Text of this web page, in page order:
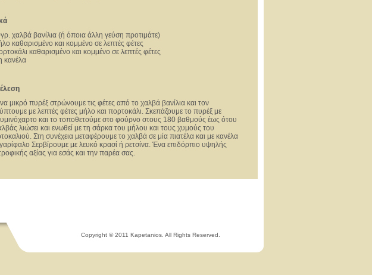
χαλβά βανίλια (ή όποια άλλη γεύση προτιμάτε)
καθαρισμένο και κομμένο σε λεπτές φέτες
καθαρισμένο και κομμένο σε λεπτές φέτες
κανέλα
μικρό πυρέξ στρώνουμε τις φέτες από το χαλβά βανίλια και τον
με λεπτές φέτες μήλο και πορτοκάλι. Σκεπάζουμε το πυρέξ με
και το τοποθετούμε στο φούρνο στους 180 βαθμούς έως ότου
λιώσει και ενωθεί με τη σάρκα του μήλου και τους χυμούς του
Στη συνέχεια μεταφέρουμε το χαλβά σε μία πιατέλα και με κανέλα
Σερβίρουμε με λευκό κρασί ή ρετσίνα. Ένα επιδόρπιο υψηλής
αξίας για εσάς και την παρέα σας.
Copyright © 2011 Kapetanios. All Rights Reserved.